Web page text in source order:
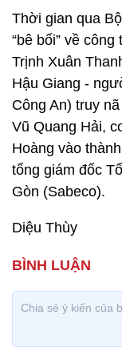
Thời gian qua
“bê bối” về
Trịnh Xuân
Hậu Giang -
Công An) truy
Vũ Quang Hải,
Hoàng vào
tổng giám đốc
Gòn (Sabeco).
Diệu Thùy